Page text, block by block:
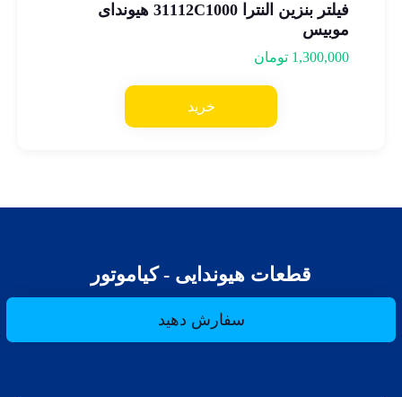
فیلتر بنزین النترا 31112C1000 هیوندای
موبیس
1,300,000 تومان
خرید
قطعات هیوندایی - کیاموتور
سفارش دهید